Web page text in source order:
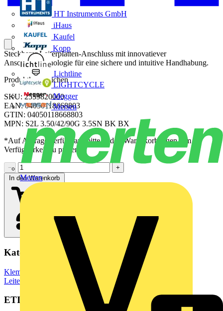
HT Instruments GmbH
iHaus
Kaufel
Kopp
Lichtline
LIGHTCYCLE
Megger
Mersen
Merten
Steckbarer Leiterplatten-Anschluss mit innovatiever
Anschlusstechnologie für eine sichere und intuitive Handhabung.
Produktkennzeichen
SKU: 2559820000
EAN: 04050118668803
GTIN: 04050118668803
MPN: S2L 3.50/42/90G 3.5SN BK BX
*Auf Anfrage verfügbar - bitte in den Warenkorb legen, um
Verfügbarkeit zu prüfen
−
+
In den Warenkorb
Kategorien
Klemmen, Steckverbinder & Verbindungselemente
Leiterplattensteckverbinder
ETIM Group